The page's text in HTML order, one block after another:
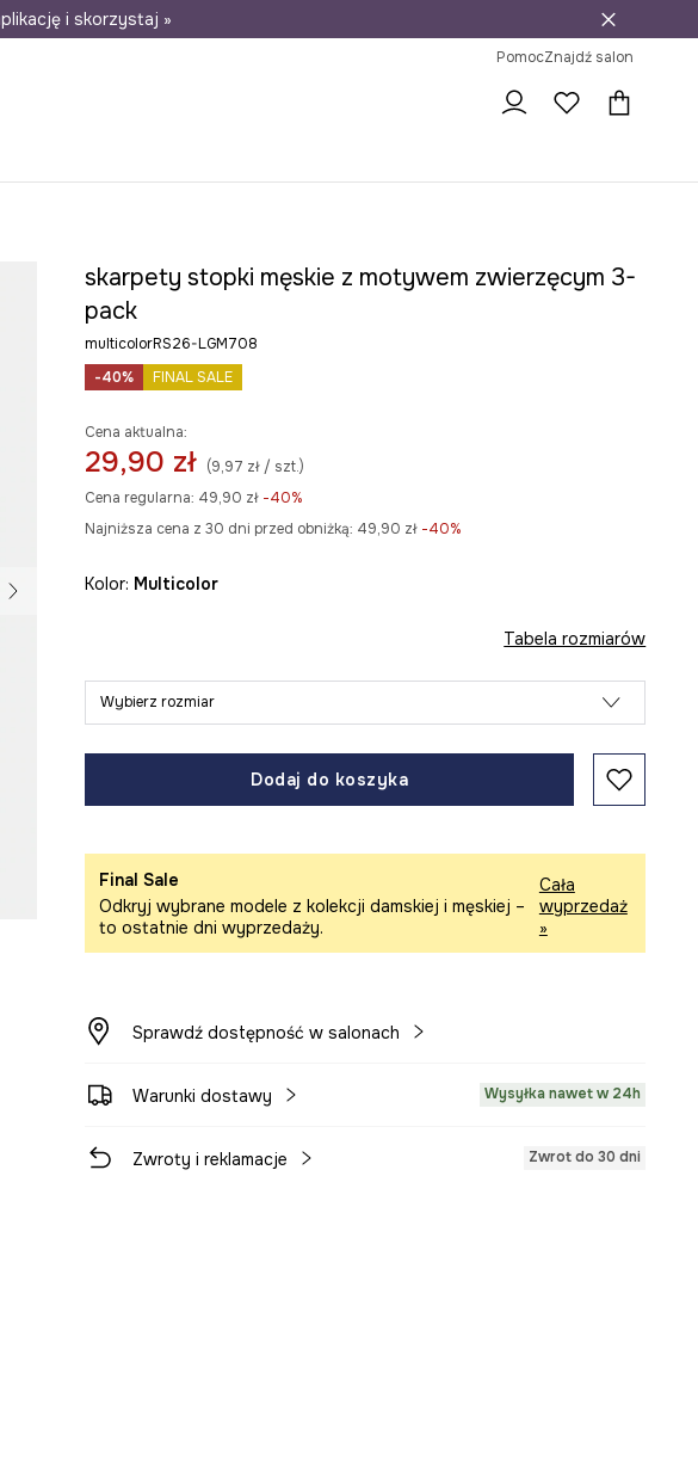
30 dni na zwrot
i skorzystaj »
PomocZnajdź salon
skarpety stopki męskie z motywem zwierzęcym 3-
pack
multicolorRS26-LGM708
-40%
FINAL SALE
Cena aktualna:
29,90 zł (9,97 zł / szt.)
Cena regularna: 49,90 zł-40%
Najniższa cena z 30 dni przed obniżką: 49,90 zł -40%
Kolor: multicolor
Tabela rozmiarów
Wybierz rozmiar
Dodaj do koszyka
Final Sale
Odkryj wybrane modele z kolekcji damskiej i męskiej –
to ostatnie dni wyprzedaży.
Cała
wyprzedaż
»
Sprawdź dostępność w salonach
Warunki dostawy Wysyłka nawet w 24h
Zwroty i reklamacje Zwrot do 30 dni